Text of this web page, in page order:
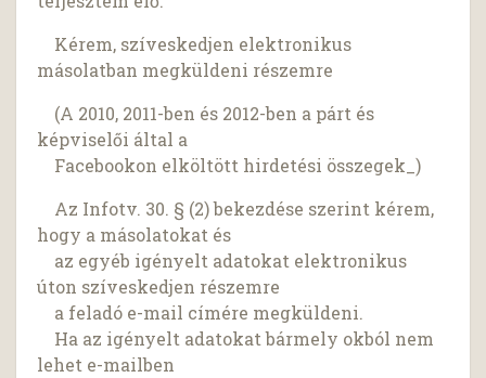
Kérem, szíveskedjen elektronikus
másolatban megküldeni részemre
(A 2010, 2011-ben és 2012-ben a párt és
képviselői által a
Facebookon elköltött hirdetési összegek_)
Az Infotv. 30. § (2) bekezdése szerint kérem,
hogy a másolatokat és
az egyéb igényelt adatokat elektronikus
úton szíveskedjen részemre
a feladó e-mail címére megküldeni.
Ha az igényelt adatokat bármely okból nem
lehet e-mailben